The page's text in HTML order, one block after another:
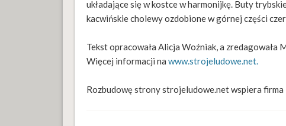
układające się w kostce w harmonijkę. Buty
kacwińskie cholewy ozdobione w górnej części
Tekst opracowała Alicja Woźniak, a zredagowała
Więcej informacji na www.strojeludowe.net.
Rozbudowę strony strojeludowe.net wspiera